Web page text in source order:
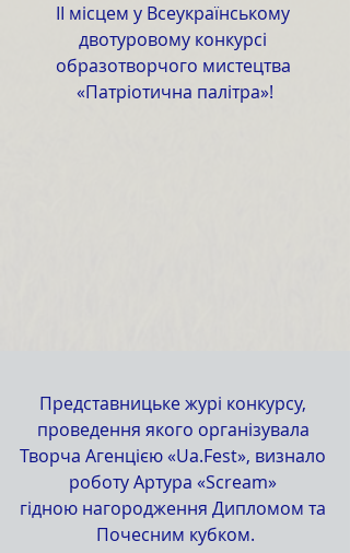
II місцем у Всеукраїнському
двотуровому конкурсі
образотворчого мистецтва
«Патріотична палітра»!
Представницьке журі конкурсу,
проведення якого організувала
Творча Агенцією «Ua.Fest», визнало
роботу Артура «Scream»
гідною нагородження Дипломом та
Почесним кубком.